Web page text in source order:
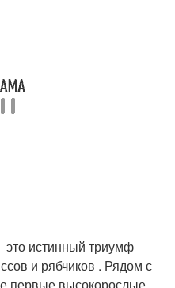
это истинный триумф
и рябчиков . Рядом с